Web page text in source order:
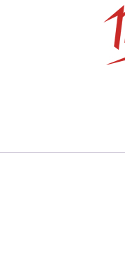
I
A
k